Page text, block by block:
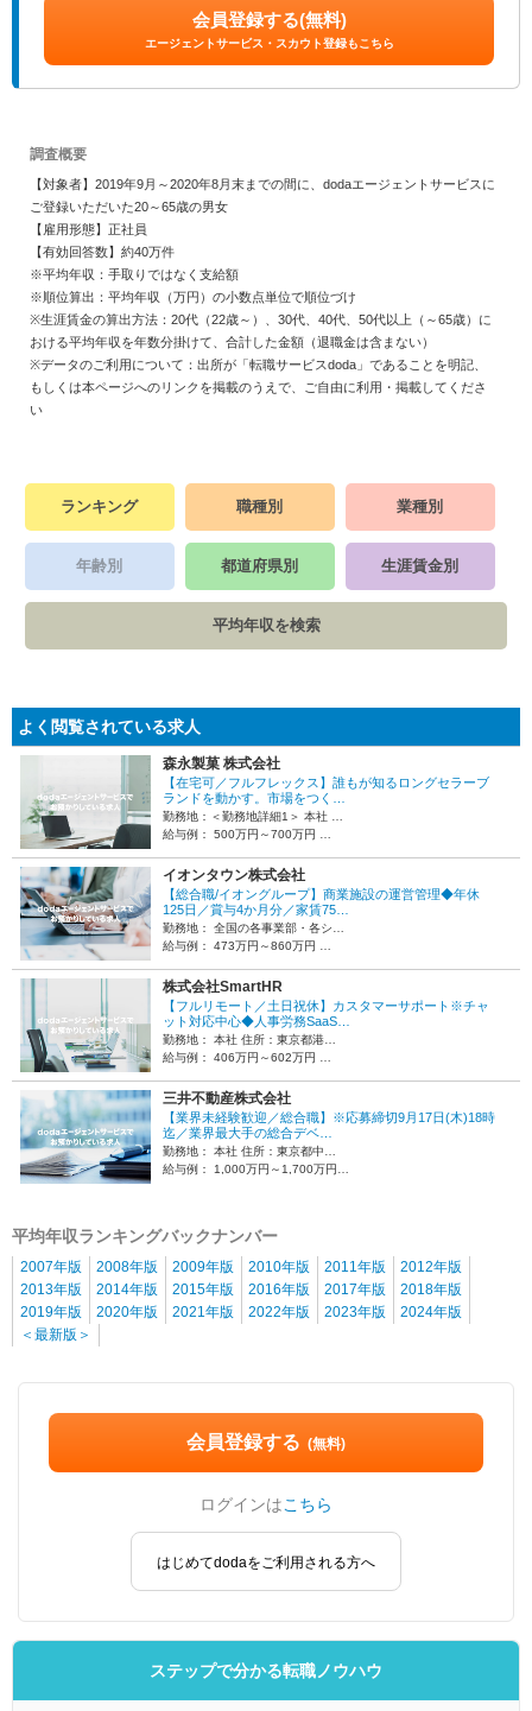
会員登録する(無料)
エージェントサービス・スカウト登録もこちら
調査概要
【対象者】2019年9月～2020年8月末までの間に、dodaエージェントサービスに
ご登録いただいた20～65歳の男女
【雇用形態】正社員
【有効回答数】約40万件
※平均年収：手取りではなく支給額
※順位算出：平均年収（万円）の小数点単位で順位づけ
※生涯賃金の算出方法：20代（22歳～）、30代、40代、50代以上（～65歳）に
おける平均年収を年数分掛けて、合計した金額（退職金は含まない）
※データのご利用について：出所が「転職サービスdoda」であることを明記、
もしくは本ページへのリンクを掲載のうえで、ご自由に利用・掲載してくださ
い
ランキング 職種別 業種別
年齢別 都道府県別 生涯賃金別
平均年収を検索
よく閲覧されている求人
森永製菓 株式会社
【在宅可／フルフレックス】誰もが知るロングセラーブ
ランドを動かす。市場をつく…
勤務地：＜勤務地詳細1＞ 本社 …
給与例： 500万円～700万円 …
イオンタウン株式会社
【総合職/イオングループ】商業施設の運営管理◆年休
125日／賞与4か月分／家賃75…
勤務地： 全国の各事業部・各シ…
給与例： 473万円～860万円 …
株式会社SmartHR
【フルリモート／土日祝休】カスタマーサポート※チャ
ット対応中心◆人事労務SaaS…
勤務地： 本社 住所：東京都港…
給与例： 406万円～602万円 …
三井不動産株式会社
【業界未経験歓迎／総合職】※応募締切9月17日(木)18時
迄／業界最大手の総合デベ…
勤務地： 本社 住所：東京都中…
給与例： 1,000万円～1,700万円…
平均年収ランキングバックナンバー
2007年版 2008年版 2009年版 2010年版 2011年版
2012年版
2013年版
2014年版 2015年版 2016年版 2017年版
2018年版
2019年版
2020年版 2021年版 2022年版 2023年版
2024年版
＜最新版＞
会員登録する (無料)
ログインはこちら
はじめてdodaをご利用される方へ
ステップで分かる転職ノウハウ